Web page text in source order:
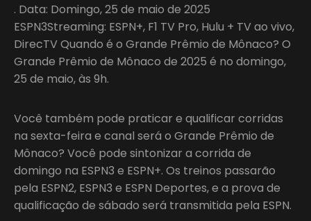
. Data: Domingo, 25 de maio de 2025
ESPN3Streaming: ESPN+, F1 TV Pro, Hulu + TV ao vivo,
DirecTV Quando é o Grande Prêmio de Mônaco? O
Grande Prêmio de Mônaco de 2025 é no domingo,
25 de maio, às 9h.
Você também pode praticar e qualificar corridas
na sexta-feira e canal será o Grande Prêmio de
Mônaco? Você pode sintonizar a corrida de
domingo na ESPN3 e ESPN+. Os treinos passarão
pela ESPN2, ESPN3 e ESPN Deportes, e a prova de
qualificação de sábado será transmitida pela ESPN.